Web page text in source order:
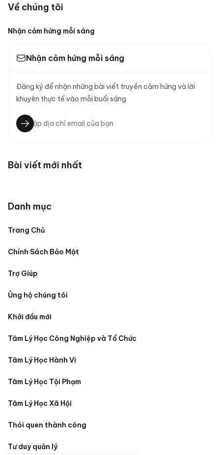
Về chúng tôi
Nhận cảm hứng mỗi sáng
Nhận cảm hứng mỗi sáng
Đăng ký để nhận những bài viết truyền cảm hứng và lời
khuyên thực tế vào mỗi buổi sáng
Bài viết mới nhất
Danh mục
Trang Chủ
Chính Sách Bảo Mật
Trợ Giúp
Ủng hộ chúng tôi
Khởi đầu mới
Tâm Lý Học Công Nghiệp và Tổ Chức
Tâm Lý Học Hành Vi
Tâm Lý Học Tội Phạm
Tâm Lý Học Xã Hội
Thói quen thành công
Tư duy quản lý